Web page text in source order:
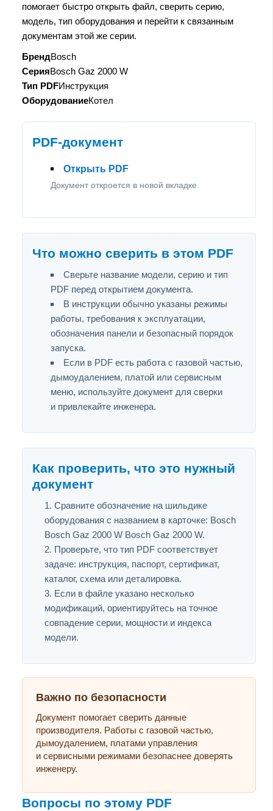
помогает быстро открыть файл, сверить серию,
модель, тип оборудования и перейти к связанным
документам этой же серии.
БрендBosch
СерияBosch Gaz 2000 W
Тип PDFИнструкция
ОборудованиеКотел
PDF-документ
Открыть PDF
Документ откроется в новой вкладке.
Что можно сверить в этом PDF
Сверьте название модели, серию и тип
PDF перед открытием документа.
В инструкции обычно указаны режимы
работы, требования к эксплуатации,
обозначения панели и безопасный порядок
запуска.
Если в PDF есть работа с газовой частью,
дымоудалением, платой или сервисным
меню, используйте документ для сверки
и привлекайте инженера.
Как проверить, что это нужный
документ
Сравните обозначение на шильдике
оборудования с названием в карточке: Bosch
Bosch Gaz 2000 W Bosch Gaz 2000 W.
Проверьте, что тип PDF соответствует
задаче: инструкция, паспорт, сертификат,
каталог, схема или деталировка.
Если в файле указано несколько
модификаций, ориентируйтесь на точное
совпадение серии, мощности и индекса
модели.
Важно по безопасности
Документ помогает сверить данные
производителя. Работы с газовой частью,
дымоудалением, платами управления
и сервисными режимами безопаснее доверять
инженеру.
Вопросы по этому PDF